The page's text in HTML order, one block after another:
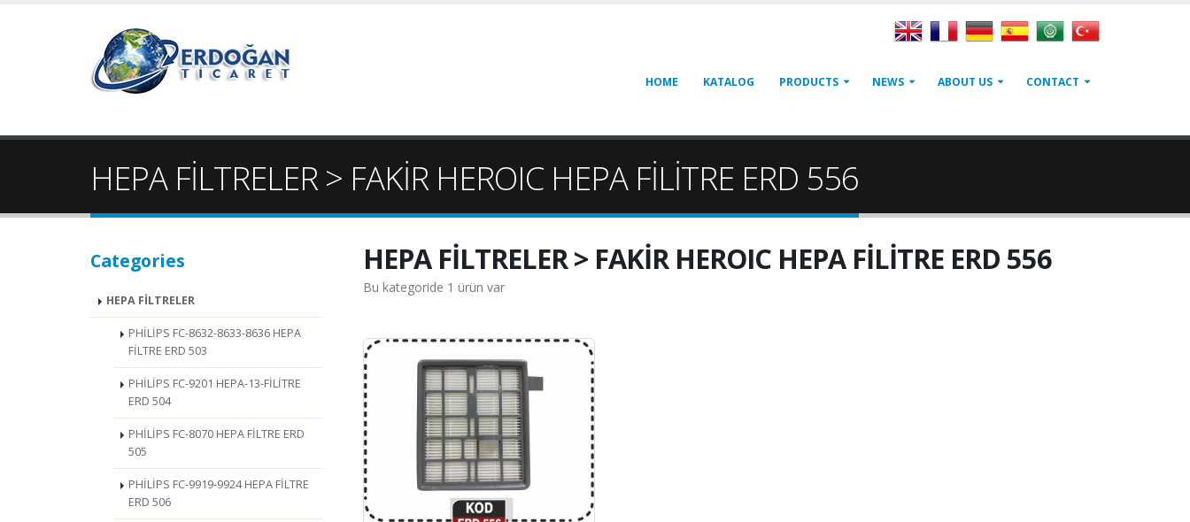
HOME KATALOG PRODUCTS NEWS ABOUT US CONTACT
HEPA FİLTRELER > FAKİR HEROIC HEPA FİLİTRE ERD 556
Categories
HEPA FİLTRELER
PHİLİPS FC-8632-8633-8636 HEPA
FİLTRE ERD 503
PHİLİPS FC-9201 HEPA-13-FİLİTRE
ERD 504
PHİLİPS FC-8070 HEPA FİLTRE ERD
505
PHİLİPS FC-9919-9924 HEPA FİLTRE
ERD 506
HEPA FİLTRELER > FAKİR HEROIC HEPA FİLİTRE ERD 556
Bu kategoride 1 ürün var